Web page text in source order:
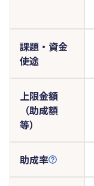
課題・資金
使途
上限金額
（助成額
等）
助成率